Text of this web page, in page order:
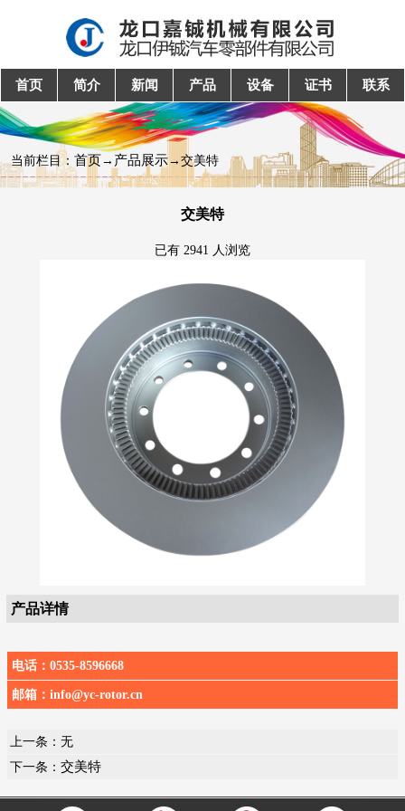
首页 简介 新闻 产品 设备 证书 联系
当前栏目： 首页→ 产品展示→交美特
交美特
已有 2941 人浏览
产品详情
电话： 0535-8596668
邮箱： info@yc-rotor.cn
上一条：无
下一条： 交美特